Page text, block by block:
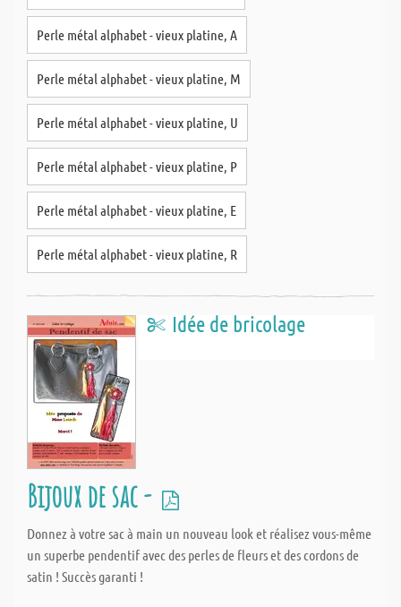
Perle métal alphabet - vieux platine, A
Perle métal alphabet - vieux platine, M
Perle métal alphabet - vieux platine, U
Perle métal alphabet - vieux platine, P
Perle métal alphabet - vieux platine, E
Perle métal alphabet - vieux platine, R
Idée de bricolage
Bijoux de sac -
Donnez à votre sac à main un nouveau look et réalisez vous-même
un superbe pendentif avec des perles de fleurs et des cordons de
satin ! Succès garanti !